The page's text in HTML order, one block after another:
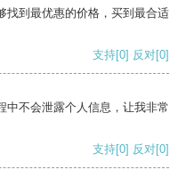
找到最优惠的价格，买到最合适
支持[0] 反对[0]
中不会泄露个人信息，让我非常
支持[0] 反对[0]